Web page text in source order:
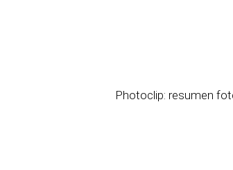
Photoclip: resumen